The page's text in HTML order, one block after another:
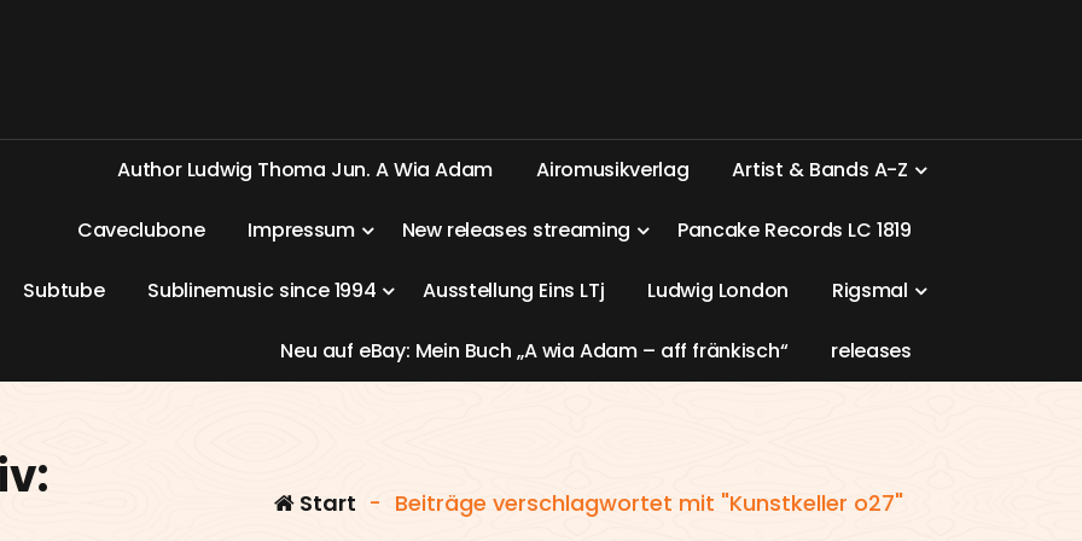
Author Ludwig Thoma Jun. AWia Adam Airomusikverlag Artist & Bands A-Z
Caveclubone Impressum New releases streaming Pancake Records LC 1819
Subtube Sublinemusic since1994 Ausstellung Eins LTj Ludwig London Rigsmal
Neu auf eBay: Mein Buch „Awia Adam – aff fränkisch“ releases
Start - Beiträge verschlagwortet mit "Kunstkeller o27"